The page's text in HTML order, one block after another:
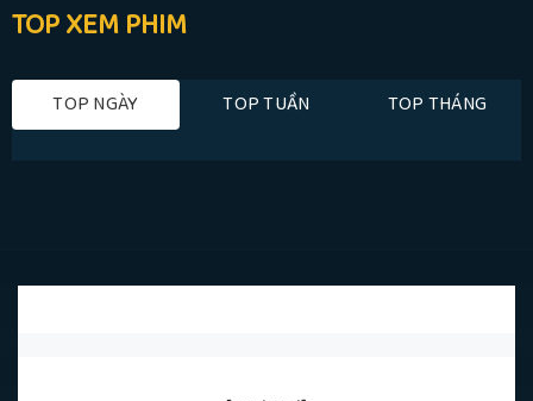
TOP XEM PHIM
TOP NGÀY TOP TUẦN TOP THÁNG